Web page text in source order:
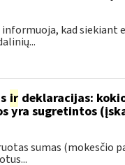
informuoja, kad
irdeklaracijas:
yra sugretintos
sumas (mokesčio